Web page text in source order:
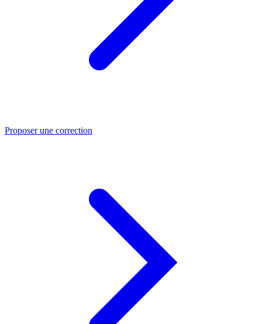
Proposer une correction